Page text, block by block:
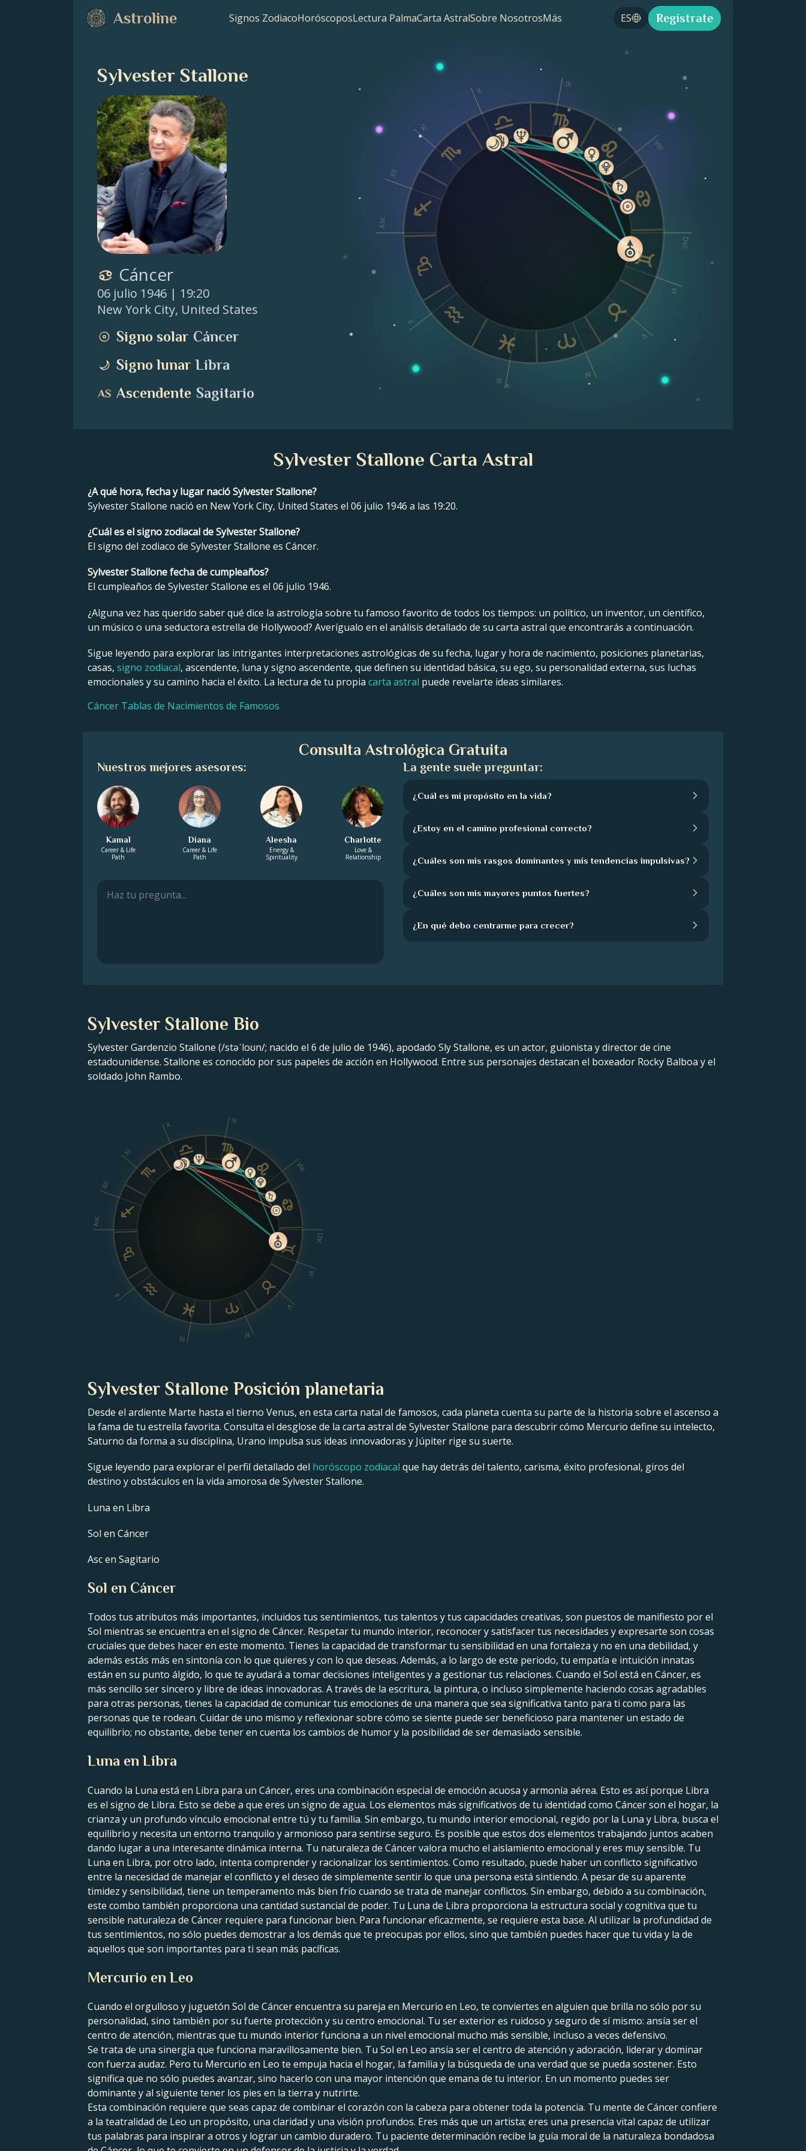
Astroline Signos ZodiacoHoróscoposLectura PalmaCarta AstralSobre NosotrosMás ES Regístrate
Sylvester Stallone
Cáncer
06 julio 1946 | 19:20
New York City, United States
Signo solar Cáncer
Signo lunar Libra
Ascendente Sagitario
Asc
II
III
IV
V
VI
Dsc
VIII
IX
X
XI
XII
Sylvester Stallone Carta Astral
¿A qué hora, fecha y lugar nació Sylvester Stallone?
Sylvester Stallone nació en New York City, United States el 06 julio 1946 a las 19:20.
¿Cuál es el signo zodiacal de Sylvester Stallone?
El signo del zodiaco de Sylvester Stallone es Cáncer.
Sylvester Stallone fecha de cumpleaños?
El cumpleaños de Sylvester Stallone es el 06 julio 1946.
¿Alguna vez has querido saber qué dice la astrología sobre tu famoso favorito de todos los tiempos: un político, un inventor, un científico,
un músico o una seductora estrella de Hollywood? Averígualo en el análisis detallado de su carta astral que encontrarás a continuación.
Sigue leyendo para explorar las intrigantes interpretaciones astrológicas de su fecha, lugar y hora de nacimiento, posiciones planetarias,
casas, signo zodiacal, ascendente, luna y signo ascendente, que definen su identidad básica, su ego, su personalidad externa, sus luchas
emocionales y su camino hacia el éxito. La lectura de tu propia carta astral puede revelarte ideas similares.
Cáncer Tablas de Nacimientos de Famosos
Consulta Astrológica Gratuita
Nuestros mejores asesores:
Kamal
Career & Life
Path
Diana
Career & Life
Path
Aleesha
Energy &
Spirituality
Charlotte
Love &
Relationship
La gente suele preguntar:
¿Cuál es mi propósito en la vida?
¿Estoy en el camino profesional correcto?
¿Cuáles son mis rasgos dominantes y mis tendencias impulsivas?
¿Cuáles son mis mayores puntos fuertes?
¿En qué debo centrarme para crecer?
Sylvester Stallone Bio
Sylvester Gardenzio Stallone (/stəˈloʊn/; nacido el 6 de julio de 1946), apodado Sly Stallone, es un actor, guionista y director de cine
estadounidense. Stallone es conocido por sus papeles de acción en Hollywood. Entre sus personajes destacan el boxeador Rocky Balboa y el
soldado John Rambo.
Asc
II
III IV
V
VI
Dsc
VIII
IX
X
XI
XII
Sylvester Stallone Posición planetaria
Desde el ardiente Marte hasta el tierno Venus, en esta carta natal de famosos, cada planeta cuenta su parte de la historia sobre el ascenso a
la fama de tu estrella favorita. Consulta el desglose de la carta astral de Sylvester Stallone para descubrir cómo Mercurio define su intelecto,
Saturno da forma a su disciplina, Urano impulsa sus ideas innovadoras y Júpiter rige su suerte.
Sigue leyendo para explorar el perfil detallado del horóscopo zodiacal que hay detrás del talento, carisma, éxito profesional, giros del
destino y obstáculos en la vida amorosa de Sylvester Stallone.
Luna en Libra
Sol en Cáncer
Asc en Sagitario
Sol en Cáncer
Todos tus atributos más importantes, incluidos tus sentimientos, tus talentos y tus capacidades creativas, son puestos de manifiesto por el
Sol mientras se encuentra en el signo de Cáncer. Respetar tu mundo interior, reconocer y satisfacer tus necesidades y expresarte son cosas
cruciales que debes hacer en este momento. Tienes la capacidad de transformar tu sensibilidad en una fortaleza y no en una debilidad, y
además estás más en sintonía con lo que quieres y con lo que deseas. Además, a lo largo de este periodo, tu empatía e intuición innatas
están en su punto álgido, lo que te ayudará a tomar decisiones inteligentes y a gestionar tus relaciones. Cuando el Sol está en Cáncer, es
más sencillo ser sincero y libre de ideas innovadoras. A través de la escritura, la pintura, o incluso simplemente haciendo cosas agradables
para otras personas, tienes la capacidad de comunicar tus emociones de una manera que sea significativa tanto para ti como para las
personas que te rodean. Cuidar de uno mismo y reflexionar sobre cómo se siente puede ser beneficioso para mantener un estado de
equilibrio; no obstante, debe tener en cuenta los cambios de humor y la posibilidad de ser demasiado sensible.
Luna en Libra
Cuando la Luna está en Libra para un Cáncer, eres una combinación especial de emoción acuosa y armonía aérea. Esto es así porque Libra
es el signo de Libra. Esto se debe a que eres un signo de agua. Los elementos más significativos de tu identidad como Cáncer son el hogar, la
crianza y un profundo vínculo emocional entre tú y tu familia. Sin embargo, tu mundo interior emocional, regido por la Luna y Libra, busca el
equilibrio y necesita un entorno tranquilo y armonioso para sentirse seguro. Es posible que estos dos elementos trabajando juntos acaben
dando lugar a una interesante dinámica interna. Tu naturaleza de Cáncer valora mucho el aislamiento emocional y eres muy sensible. Tu
Luna en Libra, por otro lado, intenta comprender y racionalizar los sentimientos. Como resultado, puede haber un conflicto significativo
entre la necesidad de manejar el conflicto y el deseo de simplemente sentir lo que una persona está sintiendo. A pesar de su aparente
timidez y sensibilidad, tiene un temperamento más bien frío cuando se trata de manejar conflictos. Sin embargo, debido a su combinación,
este combo también proporciona una cantidad sustancial de poder. Tu Luna de Libra proporciona la estructura social y cognitiva que tu
sensible naturaleza de Cáncer requiere para funcionar bien. Para funcionar eficazmente, se requiere esta base. Al utilizar la profundidad de
tus sentimientos, no sólo puedes demostrar a los demás que te preocupas por ellos, sino que también puedes hacer que tu vida y la de
aquellos que son importantes para ti sean más pacíficas.
Mercurio en Leo
Cuando el orgulloso y juguetón Sol de Cáncer encuentra su pareja en Mercurio en Leo, te conviertes en alguien que brilla no sólo por su
personalidad, sino también por su fuerte protección y su centro emocional. Tu ser exterior es ruidoso y seguro de sí mismo: ansía ser el
centro de atención, mientras que tu mundo interior funciona a un nivel emocional mucho más sensible, incluso a veces defensivo.
Se trata de una sinergia que funciona maravillosamente bien. Tu Sol en Leo ansía ser el centro de atención y adoración, liderar y dominar
con fuerza audaz. Pero tu Mercurio en Leo te empuja hacia el hogar, la familia y la búsqueda de una verdad que se pueda sostener. Esto
significa que no sólo puedes avanzar, sino hacerlo con una mayor intención que emana de tu interior. En un momento puedes ser
dominante y al siguiente tener los pies en la tierra y nutrirte.
Esta combinación requiere que seas capaz de combinar el corazón con la cabeza para obtener toda la potencia. Tu mente de Cáncer confiere
a la teatralidad de Leo un propósito, una claridad y una visión profundos. Eres más que un artista; eres una presencia vital capaz de utilizar
tus palabras para inspirar a otros y lograr un cambio duradero. Tu paciente determinación recibe la guía moral de la naturaleza bondadosa